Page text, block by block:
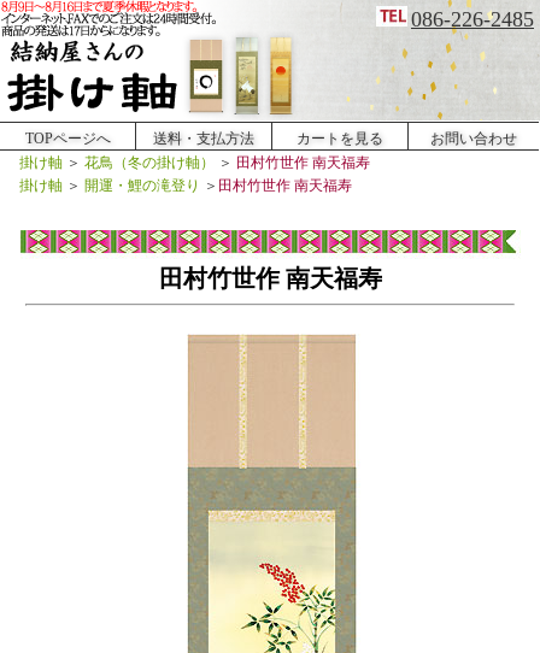
086-226-2485
TOPページへ 送料・支払方法 カートを見る
お問い合わせ
掛け軸 ＞ 花鳥（冬の掛け軸） ＞ 田村竹世作 南天福寿
掛け軸 ＞ 開運・鯉の滝登り ＞ 田村竹世作 南天福寿
田村竹世作 南天福寿